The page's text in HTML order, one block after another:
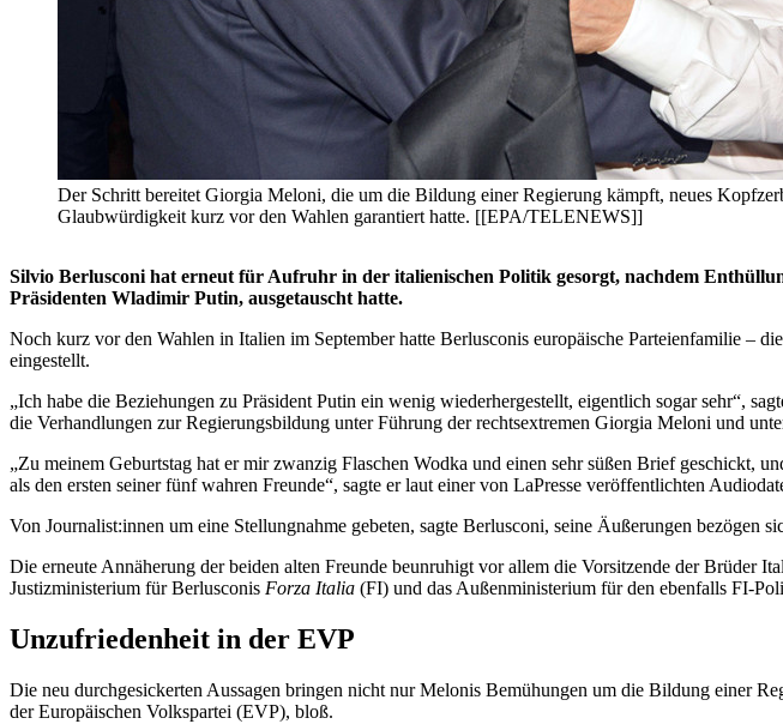
Der Schritt bereitet Giorgia Meloni, die um die Bildung einer Regierung kämpft, neues
Glaubwürdigkeit kurz vor den Wahlen garantiert hatte. [[EPA/TELENEWS]]
Silvio Berlusconi hat erneut für Aufruhr in der italienischen Politik gesorgt, nachdem
Präsidenten Wladimir Putin, ausgetauscht hatte.
Noch kurz vor den Wahlen in Italien im September hatte Berlusconis europäische Parteienfamilie –
eingestellt.
„Ich habe die Beziehungen zu Präsident Putin ein wenig wiederhergestellt, eigentlich sogar sehr“,
die Verhandlungen zur Regierungsbildung unter Führung der rechtsextremen Giorgia Meloni und
„Zu meinem Geburtstag hat er mir zwanzig Flaschen Wodka und einen sehr süßen Brief geschickt,
als den ersten seiner fünf wahren Freunde“, sagte er laut einer von LaPresse veröffentlichten
Von Journalist:innen um eine Stellungnahme gebeten, sagte Berlusconi, seine Äußerungen bezögen
Die erneute Annäherung der beiden alten Freunde beunruhigt vor allem die Vorsitzende der Brüder
Justizministerium für Berlusconis Forza Italia (FI) und das Außenministerium für den ebenfalls FI-
Unzufriedenheit in der EVP
Die neu durchgesickerten Aussagen bringen nicht nur Melonis Bemühungen um die Bildung einer
der Europäischen Volkspartei (EVP), bloß.